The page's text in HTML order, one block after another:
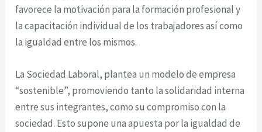
favorece la motivación para la formación profesional y
la capacitación individual de los trabajadores así como
la igualdad entre los mismos.
La Sociedad Laboral, plantea un modelo de empresa
“sostenible”, promoviendo tanto la solidaridad interna
entre sus integrantes, como su compromiso con la
sociedad. Esto supone una apuesta por la igualdad de